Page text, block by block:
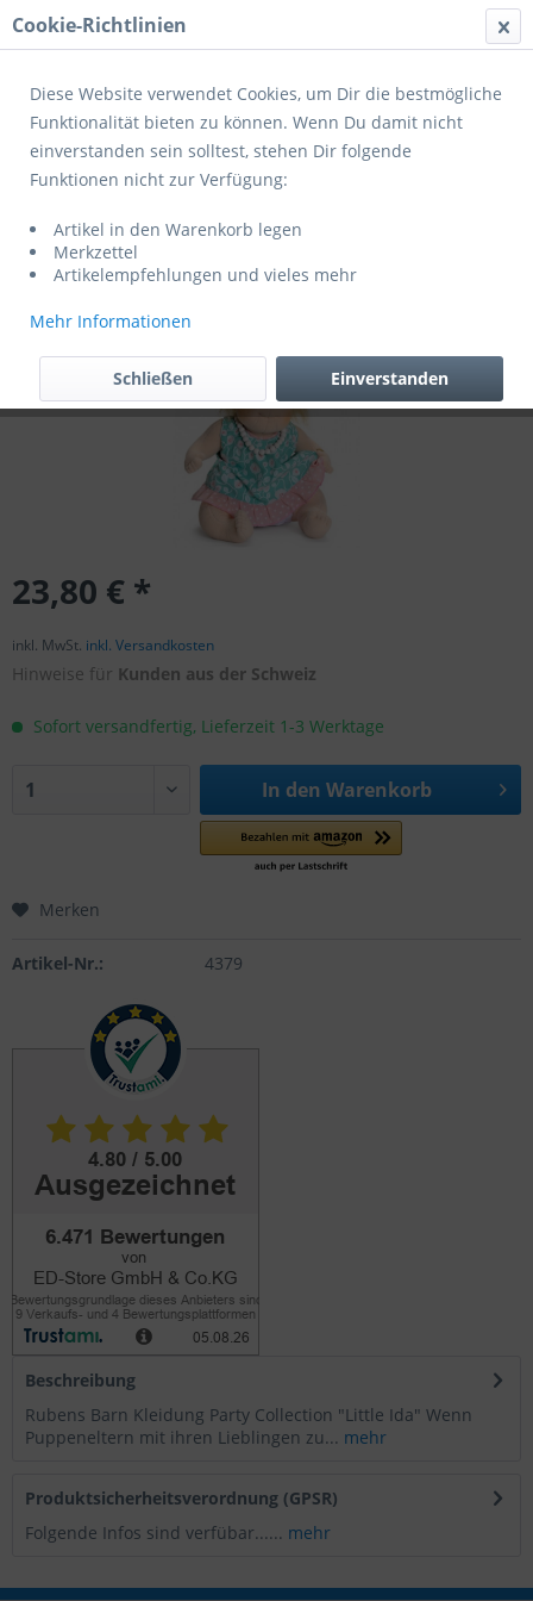
Menü
Übersicht Rubens Barn Kleidung
"Little Ida"
23,80 € *
inkl. MwSt. inkl. Versandkosten
Hinweise für Kunden aus der Schweiz
Sofort versandfertig, Lieferzeit 1-3 Werktage
In den Warenkorb
Merken
Artikel-Nr.: 4379
Beschreibung
Rubens Barn Kleidung Party Collection "Little Ida" Wenn
Puppeneltern mit ihren Lieblingen zu... mehr
Produktsicherheitsverordnung (GPSR)
Folgende Infos sind verfübar...... mehr
Cookie-Richtlinien
Diese Website verwendet Cookies, um Dir die bestmögliche
Funktionalität bieten zu können. Wenn Du damit nicht
einverstanden sein solltest, stehen Dir folgende
Funktionen nicht zur Verfügung:
Artikel in den Warenkorb legen
Merkzettel
Artikelempfehlungen und vieles mehr
Mehr Informationen
Einverstanden
Schließen